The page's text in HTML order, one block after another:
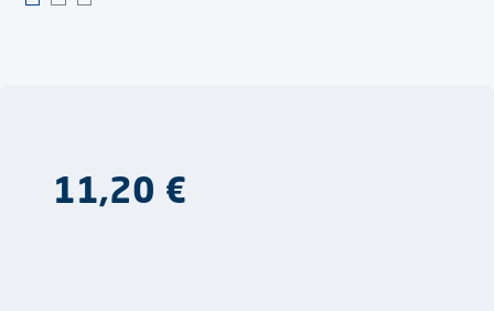
Regulärer Preis:
11,20 €